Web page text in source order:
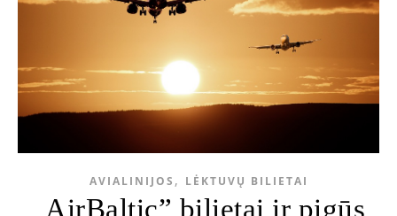
AVIALINIJOS , LĖKTUVŲ BILIETAI
„AirBaltic” bilietai ir pigūs